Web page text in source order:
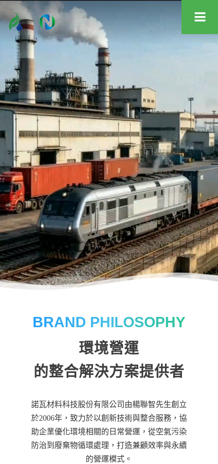
BRAND PHILOSOPHY
環境營運
的整合解決方案提供者
諾瓦材料科技股份有限公司由楊聯智先生創立
於2006年，致力於以創新技術與整合服務，協
助企業優化環境相關的日常營運，從空氣污染
防治到廢棄物循環處理，打造兼顧效率與永續
的營運模式。